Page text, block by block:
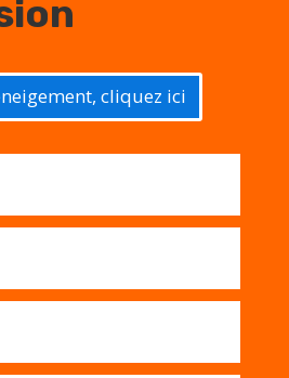
cliquez ici